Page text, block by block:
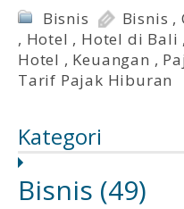
Bisnis Bisnis ,
, Hotel , Hotel di Bali ,
Hotel , Keuangan ,
Tarif Pajak Hiburan
Kategori
Bisnis (49)